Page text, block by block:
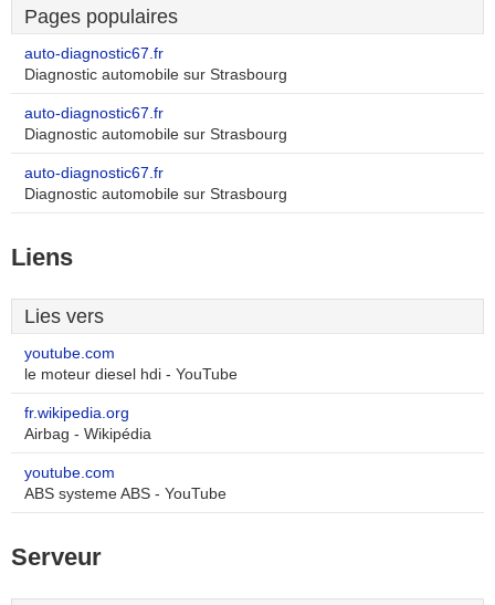
Pages populaires
auto-diagnostic67.fr
Diagnostic automobile sur Strasbourg
auto-diagnostic67.fr
Diagnostic automobile sur Strasbourg
auto-diagnostic67.fr
Diagnostic automobile sur Strasbourg
Liens
Lies vers
youtube.com
le moteur diesel hdi - YouTube
fr.wikipedia.org
Airbag - Wikipédia
youtube.com
ABS systeme ABS - YouTube
Serveur